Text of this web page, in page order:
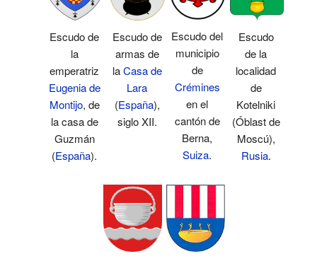
Escudo de
la
emperatriz
Eugenia de
Montijo, de
la casa de
Guzmán
(España).
Escudo de
armas de
laCasa de
Lara
(España),
siglo XII.
Escudo del
municipio
de
Crémines
en el
cantón de
Berna,
Suiza.
Escudo
de la
localidad
de
Kotelniki
(Óblast de
Moscú),
Rusia.